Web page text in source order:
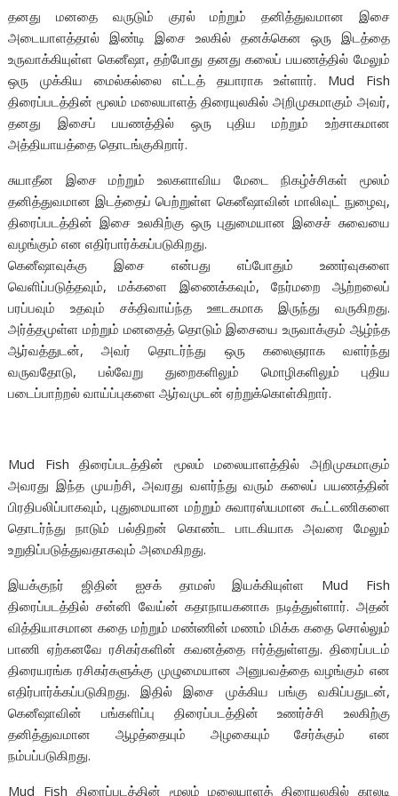
தனது மனதை வருடும் குரல் மற்றும் தனித்துவமான இசை
அடையாளத்தால் இண்டி இசை உலகில் தனக்கென ஒரு இடத்தை
உருவாக்கியுள்ள கெனீஷா, தற்போது தனது கலைப் பயணத்தில் மேலும்
ஒரு முக்கிய மைல்கல்லை எட்டத் தயாராக உள்ளார். Mud Fish
திரைப்படத்தின் மூலம் மலையாளத் திரையுலகில் அறிமுகமாகும் அவர்,
தனது இசைப் பயணத்தில் ஒரு புதிய மற்றும் உற்சாகமான
அத்தியாயத்தை தொடங்குகிறார்.
சுயாதீன இசை மற்றும் உலகளாவிய மேடை நிகழ்ச்சிகள் மூலம்
தனித்துவமான இடத்தைப் பெற்றுள்ள கெனீஷாவின் மாலிவுட் நுழைவு,
திரைப்படத்தின் இசை உலகிற்கு ஒரு புதுமையான இசைச் சுவையை
வழங்கும் என எதிர்பார்க்கப்படுகிறது.
கெனீஷாவுக்கு இசை என்பது எப்போதும் உணர்வுகளை
வெளிப்படுத்தவும், மக்களை இணைக்கவும், நேர்மறை ஆற்றலைப்
பரப்பவும் உதவும் சக்திவாய்ந்த ஊடகமாக இருந்து வருகிறது.
அர்த்தமுள்ள மற்றும் மனதைத் தொடும் இசையை உருவாக்கும் ஆழ்ந்த
ஆர்வத்துடன், அவர் தொடர்ந்து ஒரு கலைஞராக வளர்ந்து
வருவதோடு, பல்வேறு துறைகளிலும் மொழிகளிலும் புதிய
படைப்பாற்றல் வாய்ப்புகளை ஆர்வமுடன் ஏற்றுக்கொள்கிறார்.
Mud Fish திரைப்படத்தின் மூலம் மலையாளத்தில் அறிமுகமாகும்
அவரது இந்த முயற்சி, அவரது வளர்ந்து வரும் கலைப் பயணத்தின்
பிரதிபலிப்பாகவும், புதுமையான மற்றும் சுவாரஸ்யமான கூட்டணிகளை
தொடர்ந்து நாடும் பல்திறன் கொண்ட பாடகியாக அவரை மேலும்
உறுதிப்படுத்துவதாகவும் அமைகிறது.
இயக்குநர் ஜிதின் ஐசக் தாமஸ் இயக்கியுள்ள Mud Fish
திரைப்படத்தில் சன்னி வேய்ன் கதாநாயகனாக நடித்துள்ளார். அதன்
வித்தியாசமான கதை மற்றும் மண்ணின் மணம் மிக்க கதை சொல்லும்
பாணி ஏற்கனவே ரசிகர்களின் கவனத்தை ஈர்த்துள்ளது. திரைப்படம்
திரையரங்க ரசிகர்களுக்கு முழுமையான அனுபவத்தை வழங்கும் என
எதிர்பார்க்கப்படுகிறது. இதில் இசை முக்கிய பங்கு வகிப்பதுடன்,
கெனீஷாவின் பங்களிப்பு திரைப்படத்தின் உணர்ச்சி உலகிற்கு
தனித்துவமான ஆழத்தையும் அழகையும் சேர்க்கும் என
நம்பப்படுகிறது.
Mud Fish திரைப்படத்தின் மூலம் மலையாளத் திரையுலகில் காலடி